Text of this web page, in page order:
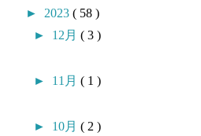
► 2023( 58 )
► 12月( 3 )
► 11月( 1 )
► 10月( 2 )